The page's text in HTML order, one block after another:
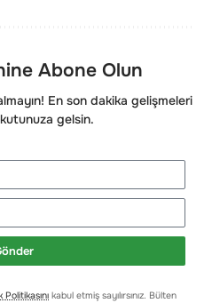
Abone Olun
En son dakika gelişmeleri
gelsin.
Politikasını kabul etmiş sayılırsınız. Bülten